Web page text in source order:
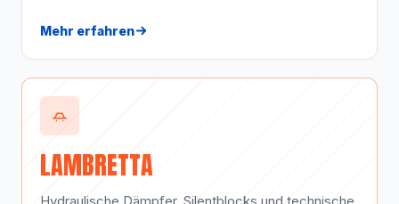
Mehr erfahren
LAMBRETTA